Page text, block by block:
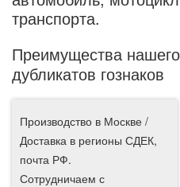
транспорта.
Преимущества
дубликатов гознаков
Производство в Москве /
Доставка в регионы СДЕК,
почта РФ.
Сотрудничаем с